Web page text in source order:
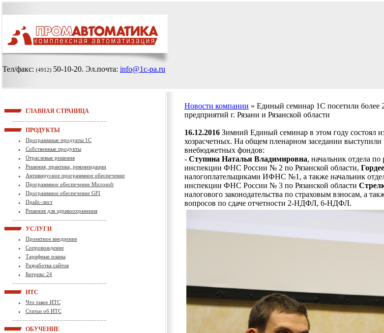
Тел/факс: (4912) 50-10-20. Эл.почта: info@1c-pa.ru
ГЛАВНАЯ СТРАНИЦА
ПРОДУКТЫ
Программные продукты 1С
Собственные продукты
Отраслевые решения
Решения, практика, рекомендации
Антивирусное программное обеспечение
Программное обеспечение Microsoft
Программное обеспечение GFI
Прайс-лист
Решения для здравоохранения
УСЛУГИ
Проектное внедрение
Сопровождение
Тарифные планы
Разработка сайтов
Битрикс 24
ИТС
Что такое ИТС
Статьи об ИТС
ОБУЧЕНИЕ
Новости компании » Единый семинар 1С посетили более
предприятий г. Рязани и Рязанской области
16.12.2016 Зимний Единый семинар в этом году состоял
хозрасчетных. На общем пленарном заседании
внебюджетных фондов:
- Ступина Наталья Владимировна, начальник отдела
инспекции ФНС России № 2 по Рязанской области,
налогоплательщиками ИФНС №1, а также начальник
инспекции ФНС России № 3 по Рязанской области
налогового законодательства по страховым взносам, а
вопросов по сдаче отчетности 2-НДФЛ, 6-НДФЛ.